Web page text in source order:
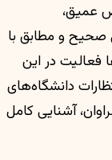
عمیق،
صحیح و مطابق با
در این
دانشگاه‌های
آشنایی کامل